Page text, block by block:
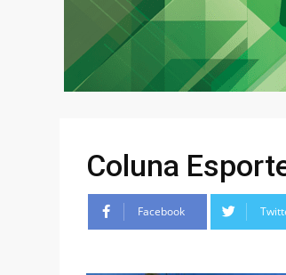
Coluna
Facebook